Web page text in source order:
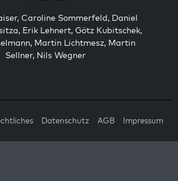
, Caroline Sommerfeld, Daniel
, Erik Lehnert, Götz Kubitschek,
, Martin Lichtmesz, Martin
Sellner, Nils Wegner
Datenschutz AGB Impressum